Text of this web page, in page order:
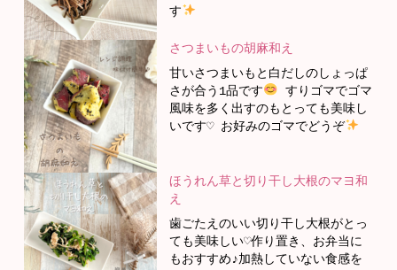
す
さつまいもの胡麻和え
甘いさつまいもと白だしのしょっぱ
さが合う1品です
すりゴマでゴマ
風味を多く出すのもとっても美味し
いです♡ お好みのゴマでどうぞ
ほうれん草と切り干し大根のマヨ和
え
歯ごたえのいい切り干し大根がとっ
ても美味しい♡作り置き、お弁当に
もおすすめ♪加熱していない食感を